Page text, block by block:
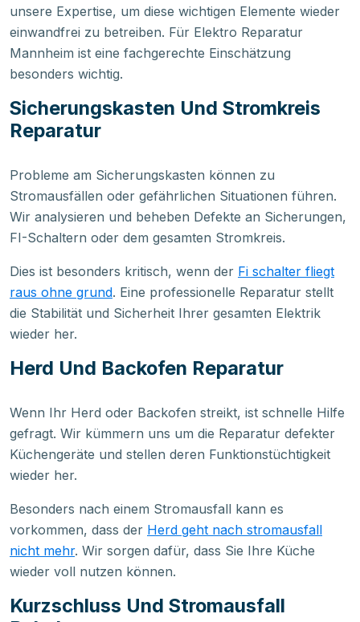
unsere Expertise, um diese wichtigen Elemente wieder
einwandfrei zu betreiben. Für Elektro Reparatur
Mannheim ist eine fachgerechte Einschätzung
besonders wichtig.
Sicherungskasten Und Stromkreis
Reparatur
Probleme am Sicherungskasten können zu
Stromausfällen oder gefährlichen Situationen führen.
Wir analysieren und beheben Defekte an Sicherungen,
FI-Schaltern oder dem gesamten Stromkreis.
Dies ist besonders kritisch, wenn der Fi schalter fliegt
raus ohne grund. Eine professionelle Reparatur stellt
die Stabilität und Sicherheit Ihrer gesamten Elektrik
wieder her.
Herd Und Backofen Reparatur
Wenn Ihr Herd oder Backofen streikt, ist schnelle Hilfe
gefragt. Wir kümmern uns um die Reparatur defekter
Küchengeräte und stellen deren Funktionstüchtigkeit
wieder her.
Besonders nach einem Stromausfall kann es
vorkommen, dass der Herd geht nach stromausfall
nicht mehr. Wir sorgen dafür, dass Sie Ihre Küche
wieder voll nutzen können.
Kurzschluss Und Stromausfall